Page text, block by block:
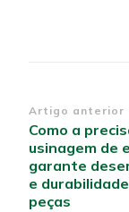
de
post
Artigo anterior
Como a
usinagem de
garante
e
peças